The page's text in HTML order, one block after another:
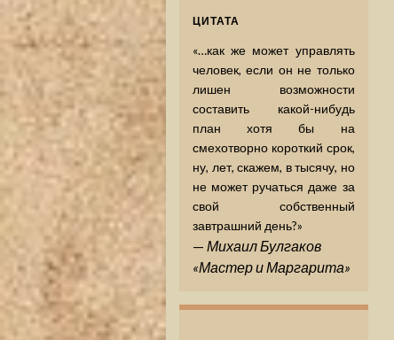
ЦИТАТА
«…как же может управлять
человек, если он не только
лишен возможности
составить какой-нибудь
план хотя бы на
смехотворно короткий срок,
ну, лет, скажем, в тысячу, но
не может ручаться даже за
свой собственный
завтрашний день?»
— Михаил Булгаков
«Мастер и Маргарита»